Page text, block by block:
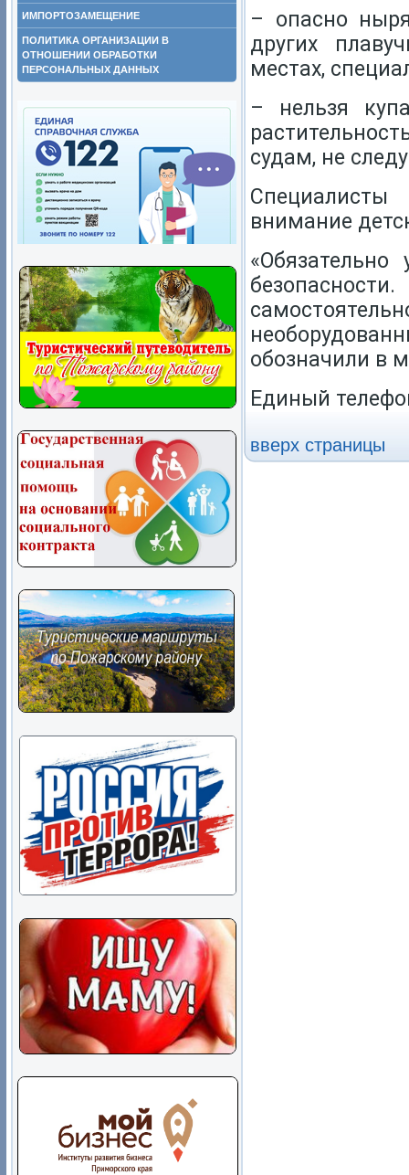
ИМПОРТОЗАМЕЩЕНИЕ
ПОЛИТИКА ОРГАНИЗАЦИИ В
ОТНОШЕНИИ ОБРАБОТКИ
ПЕРСОНАЛЬНЫХ ДАННЫХ
– опасно
других
местах,
– нельзя
судам, не
внимание
обозначили в
Единый
вверх страницы